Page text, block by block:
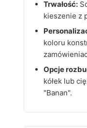
Trwałość:
kieszenie z
koloru
Opcje
kółek lub
"Banan".